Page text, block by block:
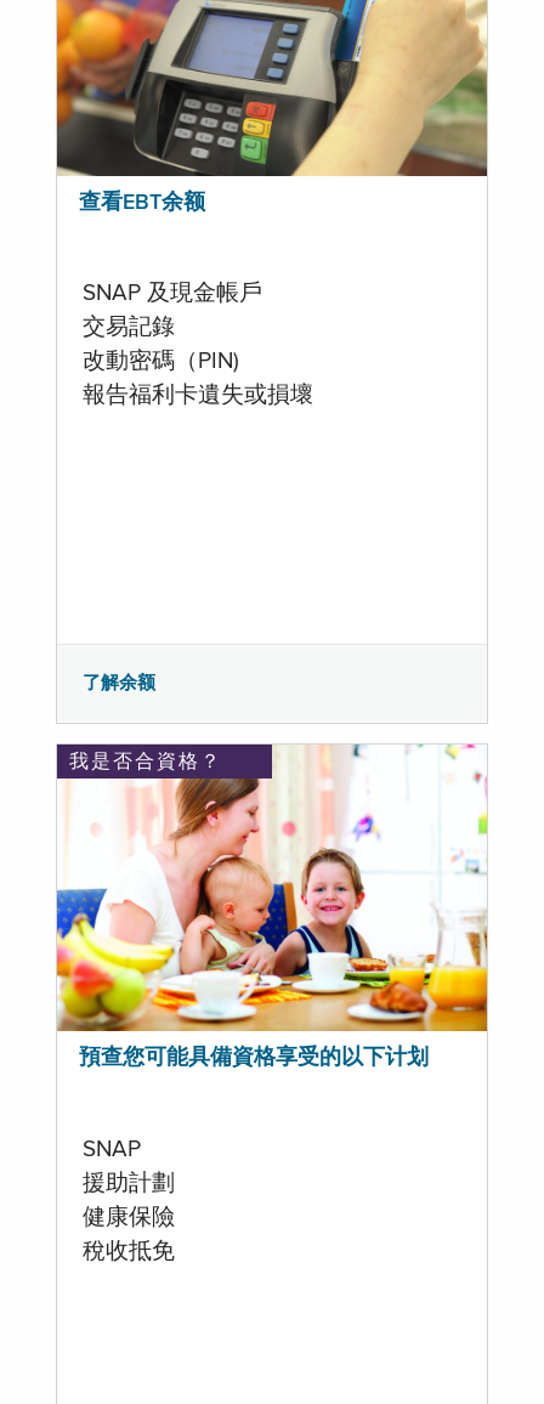
查看EBT余额
SNAP 及現金帳戶
交易記錄
改動密碼（PIN)
報告福利卡遺失或損壞
了解余额
我是否合資格？
預查您可能具備資格享受的以下计划
SNAP
援助計劃
健康保險
稅收抵免